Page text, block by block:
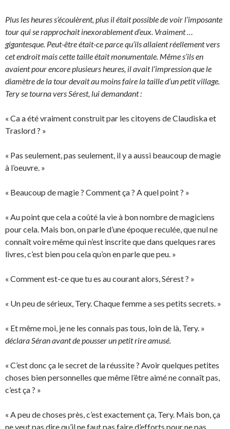
Plus les heures s’écoulèrent, plus il était possible de voir l’imposante
tour qui se rapprochait inexorablement d’eux. Vraiment …
gigantesque. Peut-être était-ce parce qu’ils allaient réellement vers
cet endroit mais cette taille était monumentale. Même s’ils en
avaient pour encore plusieurs heures, il avait l’impression que le
diamètre de la tour devait au moins faire la taille d’un petit village.
Tery se tourna vers Sérest, lui demandant :
« Ca a été vraiment construit par les citoyens de Claudiska et
Traslord ? »
« Pas seulement, pas seulement, il y a aussi beaucoup de magie
à l’oeuvre. »
« Beaucoup de magie ? Comment ça ? A quel point ? »
« Au point que cela a coûté la vie à bon nombre de magiciens
pour cela. Mais bon, on parle d’une époque reculée, que nul ne
connaît voire même qui n’est inscrite que dans quelques rares
livres, c’est bien pou cela qu’on en parle que peu. »
« Comment est-ce que tu es au courant alors, Sérest ? »
« Un peu de sérieux, Tery. Chaque femme a ses petits secrets. »
« Et même moi, je ne les connais pas tous, loin de là, Tery. »
déclara Séran avant de pousser un petit rire amusé.
« C’est donc ça le secret de la réussite ? Avoir quelques petites
choses bien personnelles que même l’être aimé ne connaît pas,
c’est ça ? »
« A peu de choses près, c’est exactement ça, Tery. Mais bon, ça
ne veut pas dire qu’il ne faut pas faire d’efforts pour ne pas